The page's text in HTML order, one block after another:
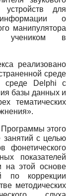
для
о
манипулятора
учеником в
реализовано
среде
среде Delphi с
базы данных и
тематических
Программы этого
занятий с целью
фонетического
показателей
на этой основе
по коррекции
методических